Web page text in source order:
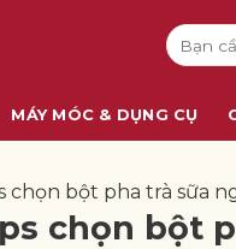
Tìm
kiếm:
MÁY MÓC & DỤNG CỤ
chọn bột pha trà sữa
chọn bột